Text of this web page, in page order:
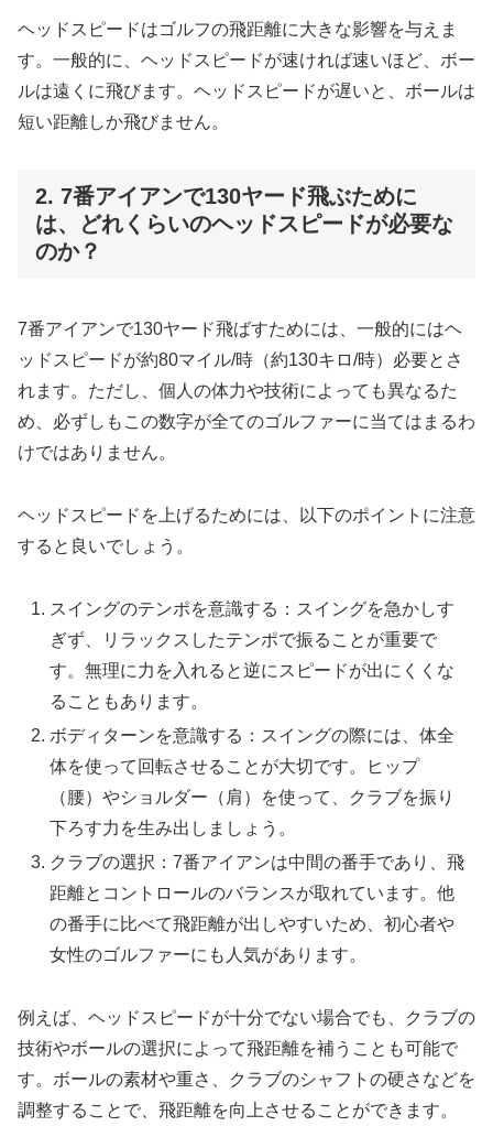
ヘッドスピードはゴルフの飛距離に大きな影響を与えま
す。一般的に、ヘッドスピードが速ければ速いほど、ボー
ルは遠くに飛びます。ヘッドスピードが遅いと、ボールは
短い距離しか飛びません。
2. 7番アイアンで130ヤード飛ぶために
は、どれくらいのヘッドスピードが必要な
のか？
7番アイアンで130ヤード飛ばすためには、一般的にはヘ
ッドスピードが約80マイル/時（約130キロ/時）必要とさ
れます。ただし、個人の体力や技術によっても異なるた
め、必ずしもこの数字が全てのゴルファーに当てはまるわ
けではありません。
ヘッドスピードを上げるためには、以下のポイントに注意
すると良いでしょう。
スイングのテンポを意識する：スイングを急かしす
ぎず、リラックスしたテンポで振ることが重要で
す。無理に力を入れると逆にスピードが出にくくな
ることもあります。
ボディターンを意識する：スイングの際には、体全
体を使って回転させることが大切です。ヒップ
（腰）やショルダー（肩）を使って、クラブを振り
下ろす力を生み出しましょう。
クラブの選択：7番アイアンは中間の番手であり、飛
距離とコントロールのバランスが取れています。他
の番手に比べて飛距離が出しやすいため、初心者や
女性のゴルファーにも人気があります。
例えば、ヘッドスピードが十分でない場合でも、クラブの
技術やボールの選択によって飛距離を補うことも可能で
す。ボールの素材や重さ、クラブのシャフトの硬さなどを
調整することで、飛距離を向上させることができます。